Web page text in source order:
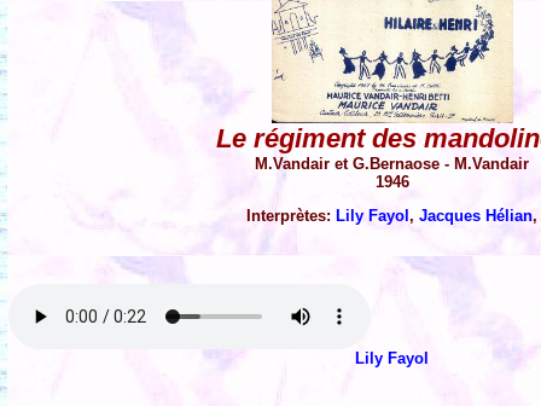
Le régiment des
M.Vandair et G.Bernaose - M.Vandair
1946
Interprètes: Lily Fayol,Jacques Hélian,
Lily Fayol